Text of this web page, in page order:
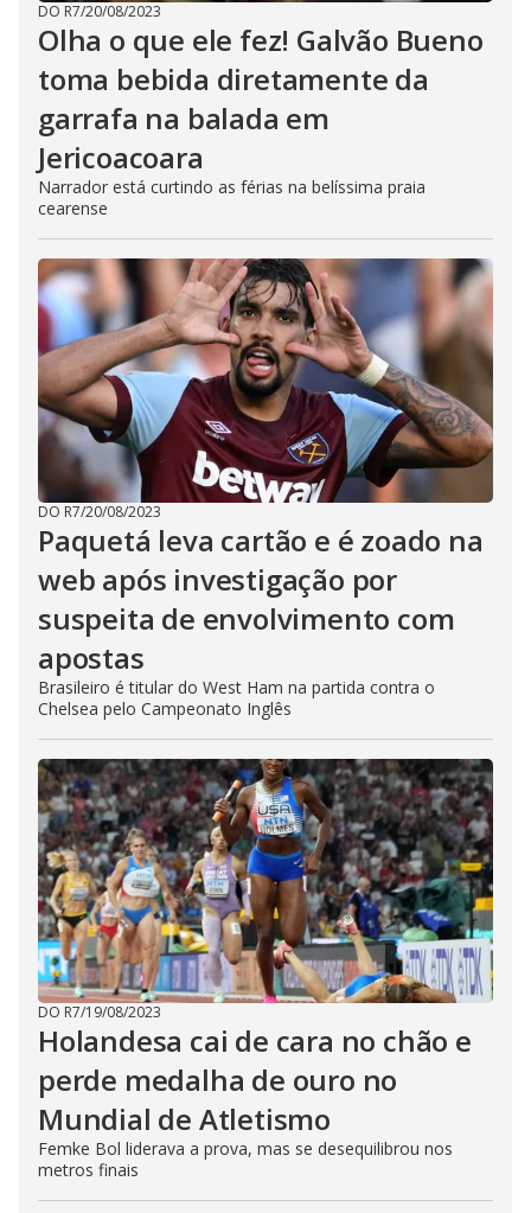
DO R7/20/08/2023
Olha o que ele fez! Galvão Bueno
toma bebida diretamente da
garrafa na balada em
Jericoacoara
Narrador está curtindo as férias na belíssima praia
cearense
DO R7/20/08/2023
Paquetá leva cartão e é zoado na
web após investigação por
suspeita de envolvimento com
apostas
Brasileiro é titular do West Ham na partida contra o
Chelsea pelo Campeonato Inglês
DO R7/19/08/2023
Holandesa cai de cara no chão e
perde medalha de ouro no
Mundial de Atletismo
Femke Bol liderava a prova, mas se desequilibrou nos
metros finais